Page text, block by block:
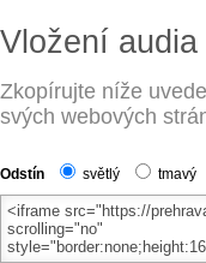
Vložení
Zkopírujte níže
svých webových
Odstín světlý tmavý